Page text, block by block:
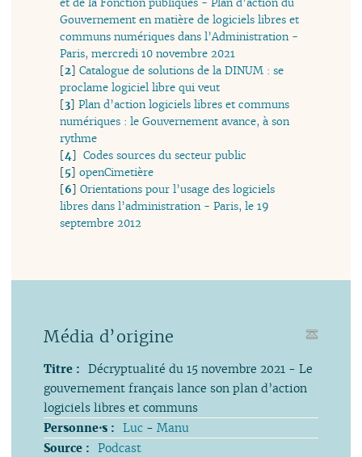
Gouvernement en matière de logiciels libres et
communs numériques dans l’Administration -
Paris, mercredi 10 novembre 2021
[2]Catalogue de solutions de la DINUM : se
proclame logiciel libre qui veut
[3]Plan d’action logiciels libres et communs
numériques : le Gouvernement avance, à son
rythme
[4] Codes sources du secteur public
[5]openCimetière
[6]Orientations pour l’usage des logiciels
libres dans l’administration - Paris, le 19
septembre 2012
Média d’origine
Titre : Décryptualité du 15 novembre 2021 - Le
gouvernement français lance son plan d’action
logiciels libres et communs
Personne⋅s : Luc - Manu
Source : Podcast